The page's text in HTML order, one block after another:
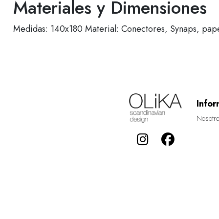
Materiales y Dimensiones
Medidas: 140x180 Material: Conectores, Synaps,